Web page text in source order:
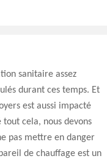
sanitaire assez
durant ces temps. Et
est aussi impacté
cela, nous devons
pas mettre en danger
de chauffage est un